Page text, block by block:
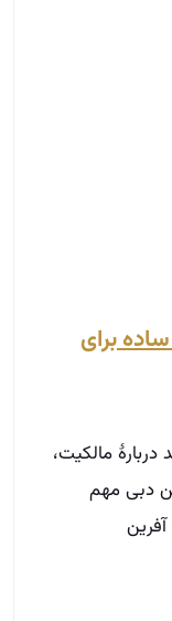
برای
دربارهٔ مالکیت،
دبی مهم